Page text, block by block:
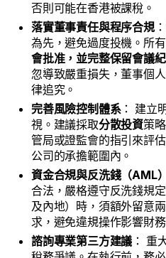
否則可能在香港被課稅。
落實董事責任與程序合規
為先，避免過度投機。所
會批准，並完整保留會議
忽導致嚴重損失，董事個
律追究。
完善風險控制體系： 建立
視。建議採取分散投資策
管局或證監會的指引來評
公司的承擔範圍內。
資金合規與反洗錢（AML）
合法，嚴格遵守反洗錢規
及內地）時，須額外留意
求，避免違規操作影響財務
諮詢專業第三方建議 ： 重